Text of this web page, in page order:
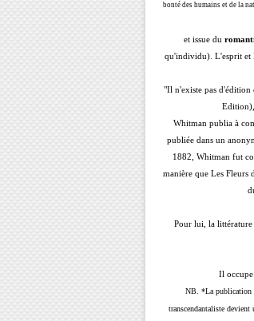
bonté des humains et de la
et issue du
qu'individu). L'esprit et
"Il n'existe pas d'édition
Edition),
Whitman publia à
publiée dans un
1882, Whitman fut
manière que Les Fleurs
Pour lui, la littérature
Il occupe
NB. *La publication
transcendantaliste